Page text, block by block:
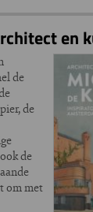
en
de
de
de
om met